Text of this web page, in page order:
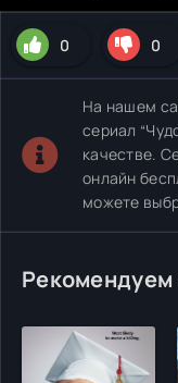
0 0
На нашем
сериал
качестве.
онлайн
можете
Рекомендуем